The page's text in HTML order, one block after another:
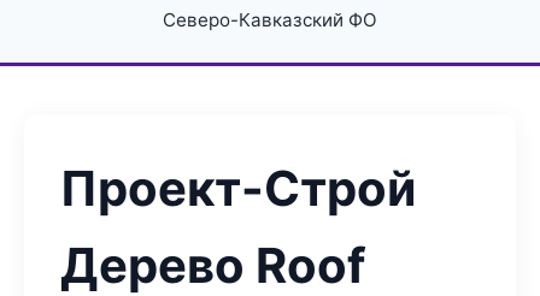
Северо-Кавказский ФО
Проект-Строй
Дерево Roof